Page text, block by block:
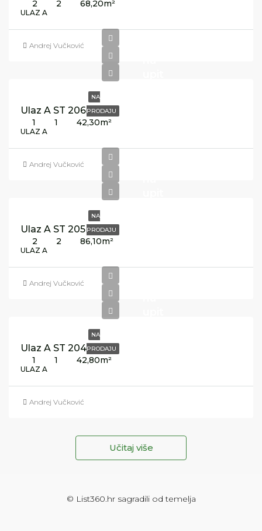
2 2 68,20m²
ULAZ A
Andrej Vučković
NA
PRODAJU
Ulaz A ST 206
1 1 42,30m²
ULAZ A
Andrej Vučković
NA
PRODAJU
Ulaz A ST 205
2 2 86,10m²
ULAZ A
Andrej Vučković
NA
PRODAJU
Ulaz A ST 204
1 1 42,80m²
ULAZ A
Andrej Vučković
Učitaj više
© List360.hrsagradili od temelja